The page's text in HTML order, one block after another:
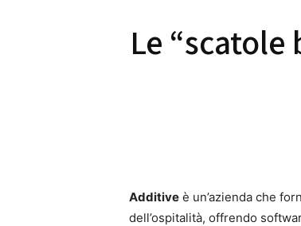
Le
Additive è un’azienda che
dell’ospitalità, offrendo